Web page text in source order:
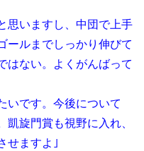
思いますし、中団で上手
ールまでしっかり伸びて
はない。よくがんばって
いです。今後について
旋門賞も視野に入れ、
せますよ｣